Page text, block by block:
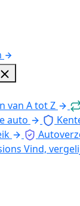
van A tot Z
auto
Vind,